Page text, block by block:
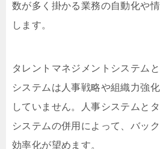
数が多く掛かる業務の自動化や
します。
タレントマネジメントシステム
システムは人事戦略や組織力強
していません。人事システムと
システムの併用によって、バッ
効率化が望めます。